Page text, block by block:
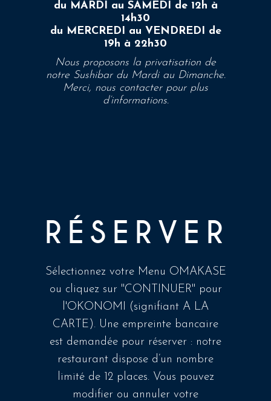
du MARDI au SAMEDI de 12h à
14h30
du MERCREDI au VENDREDI de
19h à 22h30
Nous proposons la privatisation de
notre Sushibar du Mardi au Dimanche.
Merci, nous contacter pour plus
d’informations.
RÉSERVER
Sélectionnez votre Menu OMAKASE
ou cliquez sur "CONTINUER" pour
l'OKONOMI (signifiant A LA
CARTE). Une empreinte bancaire
est demandée pour réserver : notre
restaurant dispose d’un nombre
limité de 12 places. Vous pouvez
modifier ou annuler votre